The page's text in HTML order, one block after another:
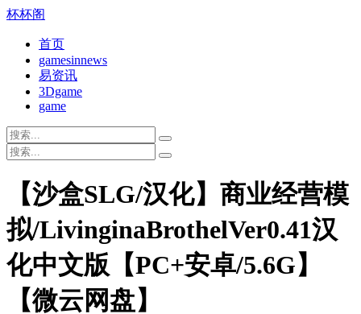
杯杯阁
首页
gamesinnews
易资讯
3Dgame
game
【沙盒SLG/汉化】商业经营模
拟/LivinginaBrothelVer0.41汉
化中文版【PC+安卓/5.6G】
【微云网盘】